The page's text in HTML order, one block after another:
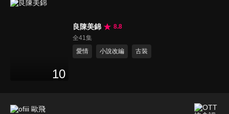
10
良陳美錦
8.8
全41集
愛情
小說改編 古裝